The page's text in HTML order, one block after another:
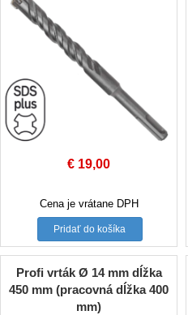
€ 19,00
Cena je vrátane DPH
Pridať do košíka
Profi vrták Ø 14 mm dĺžka
450 mm (pracovná dĺžka 400
mm)